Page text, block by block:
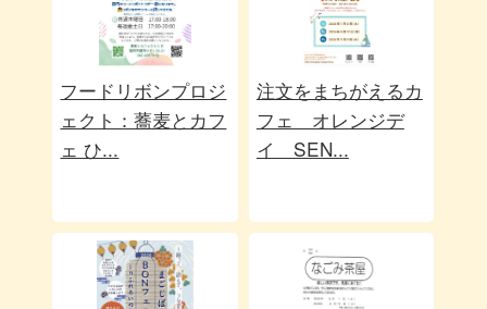
フードリボンプロジ
ェクト：蕎麦とカフ
ェ ひ...
注文をまちがえるカ
フェ オレンジデ
イ SEN...